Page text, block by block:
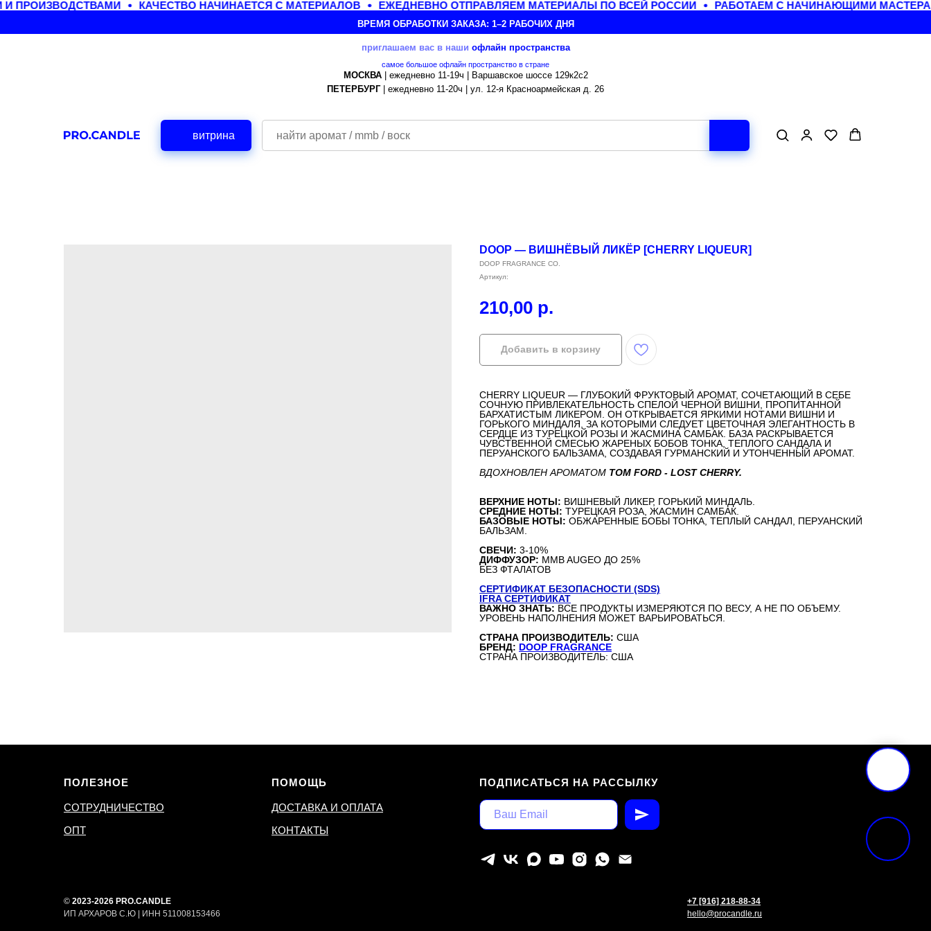
ПРОИЗВОДСТВАМИ КАЧЕСТВО НАЧИНАЕТСЯ С МАТЕРИАЛОВ ЕЖЕДНЕВНО ОТПРАВЛЯЕМ МАТЕРИАЛЫ ПО ВСЕЙ РОССИИ РАБОТАЕМ С НАЧИНАЮЩИМИ
ВРЕМЯ ОБРАБОТКИ ЗАКАЗА: 1–2 РАБОЧИХ ДНЯ
приглашаем вас в наши офлайн пространства
самое большое офлайн пространство в стране
МОСКВА| ежедневно 11-19ч | Варшавское шоссе 129к2с2
ПЕТЕРБУРГ| ежедневно 11-20ч | ул. 12-я Красноармейская д. 26
витрина
DOOP — ВИШНЁВЫЙ ЛИКЁР [CHERRY LIQUEUR]
DOOP FRAGRANCE CO.
Артикул:
210,00 р.
Добавить в корзину
CHERRY LIQUEUR — ГЛУБОКИЙ ФРУКТОВЫЙ АРОМАТ, СОЧЕТАЮЩИЙ В СЕБЕ
СОЧНУЮ ПРИВЛЕКАТЕЛЬНОСТЬ СПЕЛОЙ ЧЕРНОЙ ВИШНИ, ПРОПИТАННОЙ
БАРХАТИСТЫМ ЛИКЕРОМ. ОН ОТКРЫВАЕТСЯ ЯРКИМИ НОТАМИ ВИШНИ И
ГОРЬКОГО МИНДАЛЯ, ЗА КОТОРЫМИ СЛЕДУЕТ ЦВЕТОЧНАЯ ЭЛЕГАНТНОСТЬ В
СЕРДЦЕ ИЗ ТУРЕЦКОЙ РОЗЫ И ЖАСМИНА САМБАК. БАЗА РАСКРЫВАЕТСЯ
ЧУВСТВЕННОЙ СМЕСЬЮ ЖАРЕНЫХ БОБОВ ТОНКА, ТЕПЛОГО САНДАЛА И
ПЕРУАНСКОГО БАЛЬЗАМА, СОЗДАВАЯ ГУРМАНСКИЙ И УТОНЧЕННЫЙ АРОМАТ.
ВДОХНОВЛЕН АРОМАТОМ TOM FORD - LOST CHERRY.
ВЕРХНИЕ НОТЫ: ВИШНЕВЫЙ ЛИКЕР, ГОРЬКИЙ МИНДАЛЬ.
СРЕДНИЕ НОТЫ: ТУРЕЦКАЯ РОЗА, ЖАСМИН САМБАК.
БАЗОВЫЕ НОТЫ: ОБЖАРЕННЫЕ БОБЫ ТОНКА, ТЕПЛЫЙ САНДАЛ, ПЕРУАНСКИЙ
БАЛЬЗАМ.
СВЕЧИ: 3-10%
ДИФФУЗОР: MMB AUGEO ДО 25%
БЕЗ ФТАЛАТОВ
СЕРТИФИКАТ БЕЗОПАСНОСТИ (SDS)
IFRA СЕРТИФИКАТ
ВАЖНО ЗНАТЬ: ВСЕ ПРОДУКТЫ ИЗМЕРЯЮТСЯ ПО ВЕСУ, А НЕ ПО ОБЪЕМУ.
УРОВЕНЬ НАПОЛНЕНИЯ МОЖЕТ ВАРЬИРОВАТЬСЯ.
СТРАНА ПРОИЗВОДИТЕЛЬ: США
БРЕНД: DOOP FRAGRANCE
СТРАНА ПРОИЗВОДИТЕЛЬ: США
ПОЛЕЗНОЕ
СОТРУДНИЧЕСТВО
ОПТ
ПОМОЩЬ
ДОСТАВКА И ОПЛАТА
КОНТАКТЫ
ПОДПИСАТЬСЯ НА РАССЫЛКУ
© 2023-2026 PRO.CANDLE
ИП АРХАРОВ С.Ю | ИНН 511008153466
+7 [916] 218-88-34
hello@procandle.ru